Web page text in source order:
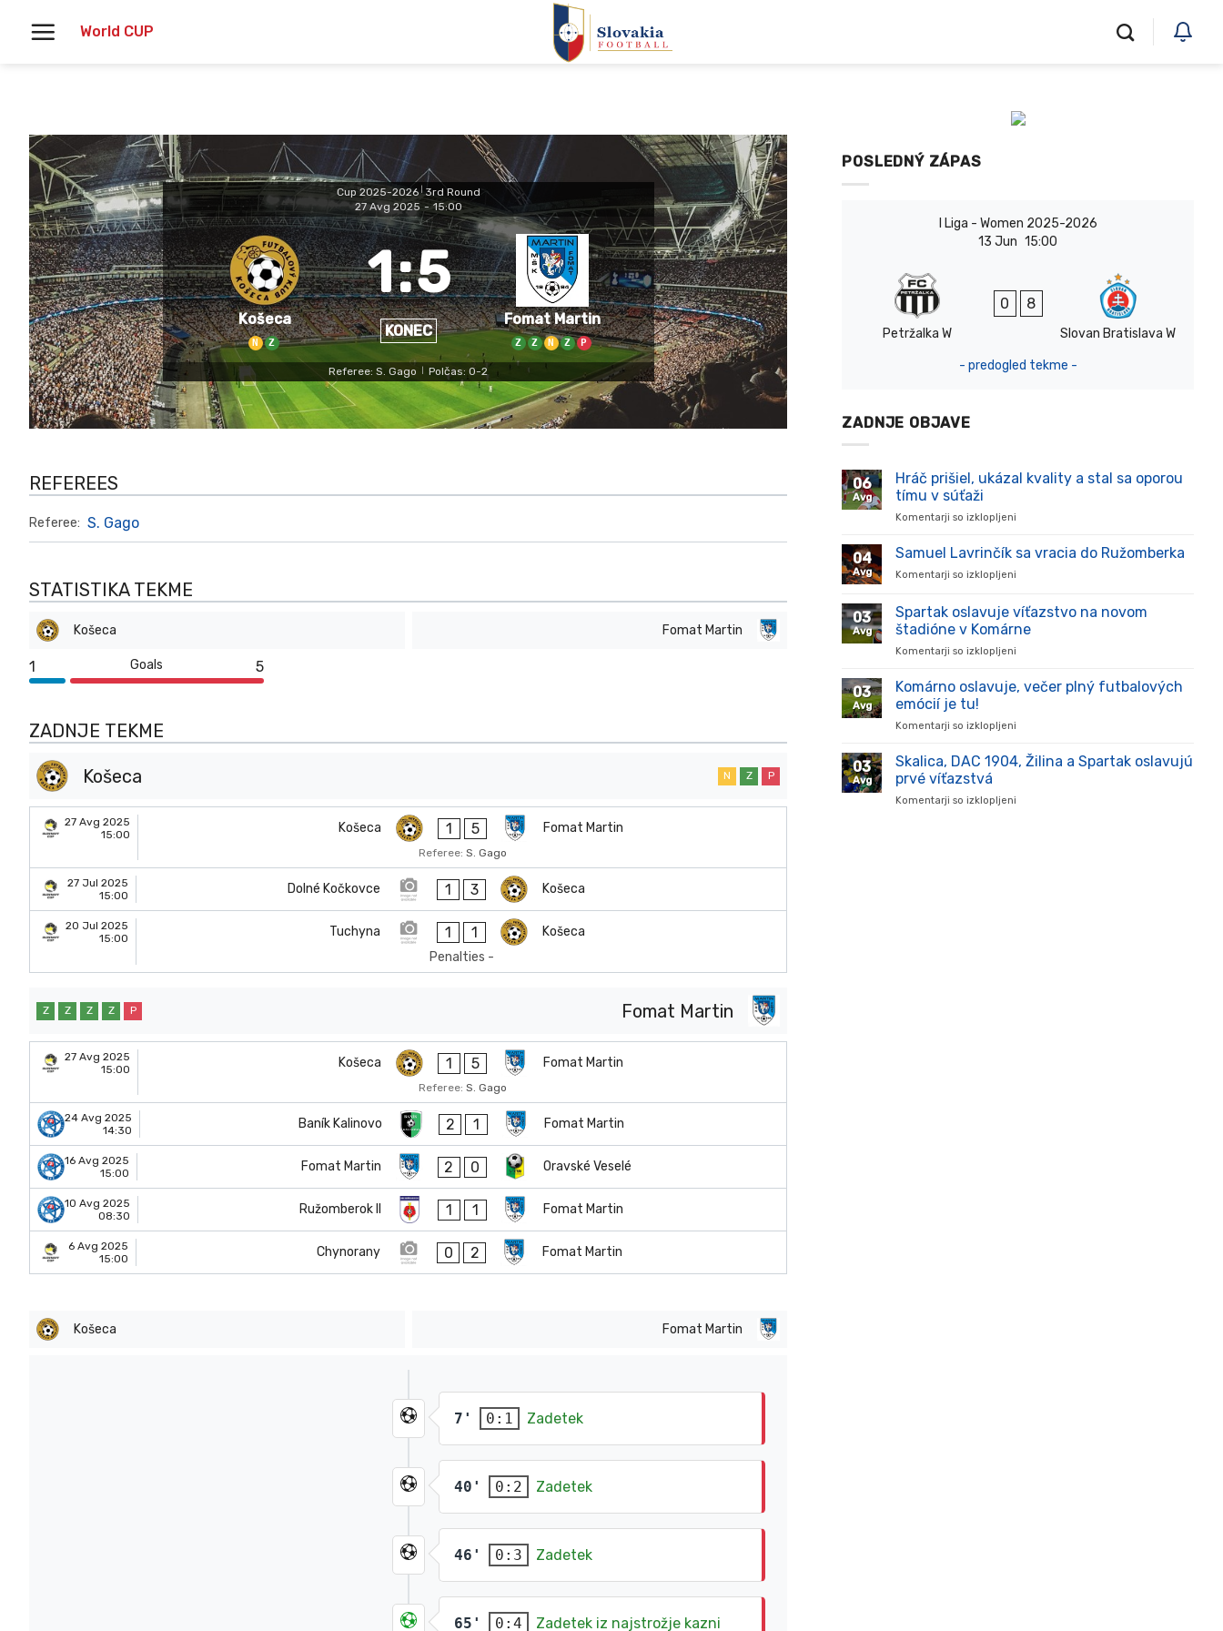
World CUP
Cup 2025-2026 3rd Round
27 Avg 2025 - 15:00
Košeca
N Z
1:5
KONEC
Fomat Martin
Z Z N Z P
Referee: S. Gago Polčas: 0-2
REFEREES
Referee: S. Gago
STATISTIKA TEKME
Košeca Fomat Martin
1 Goals 5
ZADNJE TEKME
Košeca N Z P
27 Avg 2025
15:00
Košeca 1 5 Fomat Martin
Referee: S. Gago
27 Jul 2025
15:00
Dolné Kočkovce 1 3 Košeca
20 Jul 2025
15:00
Tuchyna 1 1
Košeca
Penalties -
Fomat Martin
Z Z Z Z P
27 Avg 2025
15:00
Košeca 1 5 Fomat Martin
Referee: S. Gago
24 Avg 2025
14:30
Baník Kalinovo 2 1 Fomat Martin
16 Avg 2025
15:00
Fomat Martin 2 0 Oravské Veselé
10 Avg 2025
08:30
Ružomberok II 1 1 Fomat Martin
6 Avg 2025
15:00
Chynorany 0 2 Fomat Martin
Košeca Fomat Martin
7' 0:1 Zadetek
40' 0:2 Zadetek
46' 0:3 Zadetek
65' 0:4 Zadetek iz najstrožje kazni
POSLEDNÝ ZÁPAS
I Liga - Women 2025-2026
13 Jun 15:00
Petržalka W
0 8
Slovan Bratislava W
- predogled tekme -
ZADNJE OBJAVE
06
Avg
Hráč prišiel, ukázal kvality a stal sa oporou
tímu v súťaži
Komentarji so izklopljeni
prišiel,
stal
sa
súťaži
04
Avg
Samuel Lavrinčík sa vracia do Ružomberka
Komentarji so izklopljeni
Lavrinčík
vracia
03
Avg
Spartak oslavuje víťazstvo na novom
štadióne v Komárne
Komentarji so izklopljeni
oslavuje
v
03
Avg
Komárno oslavuje, večer plný futbalových
emócií je tu!
Komentarji so izklopljeni
oslavuje,
03
Avg
Skalica, DAC 1904, Žilina a Spartak oslavujú
prvé víťazstvá
Komentarji so izklopljeni